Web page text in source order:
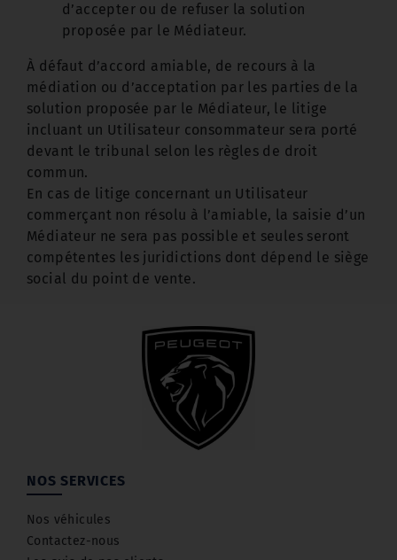
d’accepter ou de refuser la solution
proposée par le Médiateur.
À défaut d’accord amiable, de recours à la
médiation ou d’acceptation par les parties de la
solution proposée par le Médiateur, le litige
incluant un Utilisateur consommateur sera porté
devant le tribunal selon les règles de droit
commun.
En cas de litige concernant un Utilisateur
commerçant non résolu à l’amiable, la saisie d’un
Médiateur ne sera pas possible et seules seront
compétentes les juridictions dont dépend le siège
social du point de vente.
NOS SERVICES
Nos véhicules
Contactez-nous